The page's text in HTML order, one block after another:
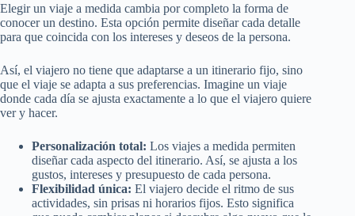
Elegir un viaje a medida cambia por completo la forma de
conocer un destino. Esta opción permite diseñar cada detalle
para que coincida con los intereses y deseos de la persona.
Así, el viajero no tiene que adaptarse a un itinerario fijo, sino
que el viaje se adapta a sus preferencias. Imagine un viaje
donde cada día se ajusta exactamente a lo que el viajero quiere
ver y hacer.
Personalización total: Los viajes a medida permiten
diseñar cada aspecto del itinerario. Así, se ajusta a los
gustos, intereses y presupuesto de cada persona.
Flexibilidad única: El viajero decide el ritmo de sus
actividades, sin prisas ni horarios fijos. Esto significa